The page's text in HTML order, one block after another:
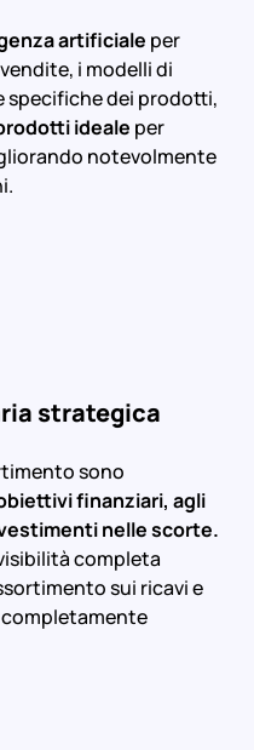
artificiale per
i modelli di
specifiche dei prodotti,
ideale per
notevolmente
strategica
sono
finanziari, agli
nelle scorte.
completa
sui ricavi e
completamente